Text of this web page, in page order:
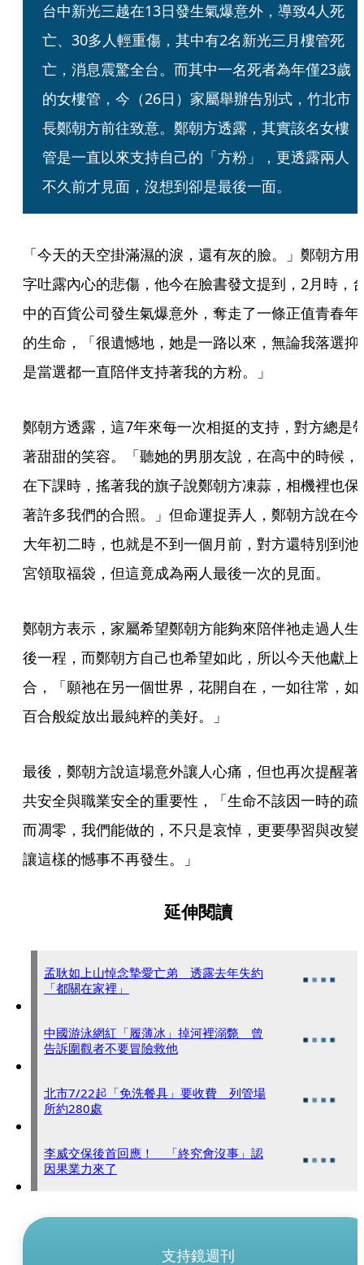
台中新光三越在13日發生氣爆意外，導致4人死
亡、30多人輕重傷，其中有2名新光三月樓管死
亡，消息震驚全台。而其中一名死者為年僅23歲
的女樓管，今（26日）家屬舉辦告別式，竹北市
長鄭朝方前往致意。鄭朝方透露，其實該名女樓
管是一直以來支持自己的「方粉」，更透露兩人
不久前才見面，沒想到卻是最後一面。
「今天的天空掛滿濕的淚，還有灰的臉。」鄭朝方用
字吐露內心的悲傷，他今在臉書發文提到，2月時，
中的百貨公司發生氣爆意外，奪走了一條正值青春年
的生命，「很遺憾地，她是一路以來，無論我落選抑
是當選都一直陪伴支持著我的方粉。」
鄭朝方透露，這7年來每一次相挺的支持，對方總是
著甜甜的笑容。「聽她的男朋友說，在高中的時候，
在下課時，搖著我的旗子說鄭朝方凍蒜，相機裡也保
著許多我們的合照。」但命運捉弄人，鄭朝方說在今
大年初二時，也就是不到一個月前，對方還特別到池
宮領取福袋，但這竟成為兩人最後一次的見面。
鄭朝方表示，家屬希望鄭朝方能夠來陪伴祂走過人生
後一程，而鄭朝方自己也希望如此，所以今天他獻上
合，「願祂在另一個世界，花開自在，一如往常，如
百合般綻放出最純粹的美好。」
最後，鄭朝方說這場意外讓人心痛，但也再次提醒著
共安全與職業安全的重要性，「生命不該因一時的疏
而凋零，我們能做的，不只是哀悼，更要學習與改變
讓這樣的憾事不再發生。」
延伸閱讀
孟耿如上山悼念摯愛亡弟 透露去年失約
「都關在家裡」
中國游泳網紅「履薄冰」掉河裡溺斃 曾
告訴圍觀者不要冒險救他
北市7/22起「免洗餐具」要收費 列管場
所約280處
李威交保後首回應！ 「終究會沒事」認
因果業力來了
支持鏡週刊